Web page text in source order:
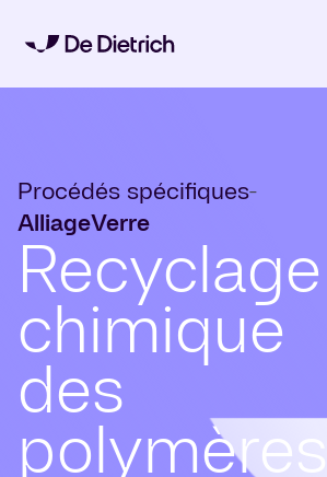
Procédés spécifiques-
AlliageVerre
Recyclage
chimique
des
polymères